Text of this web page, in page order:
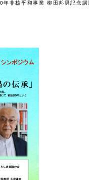
年非核平和事業 柳田邦男記念